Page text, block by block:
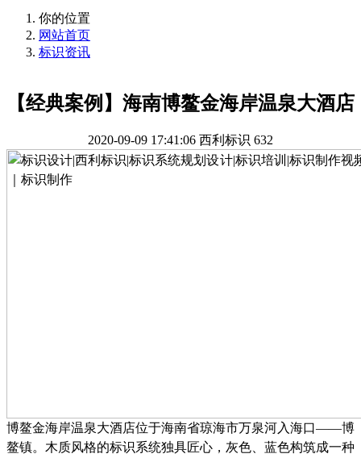
你的位置
网站首页
标识资讯
【经典案例】海南博鳌金海岸温泉大酒店
2020-09-09 17:41:06 西利标识 632
博鳌金海岸温泉大酒店位于海南省琼海市万泉河入海口——博
鳌镇。木质风格的标识系统独具匠心，灰色、蓝色构筑成一种